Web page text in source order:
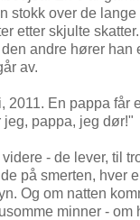
stokk over de
etter skjulte
andre hører han
av.
2011. En pappa får
pappa, jeg dør!"
videre - de lever, til
på smerten, hver
Og om natten
minner - om